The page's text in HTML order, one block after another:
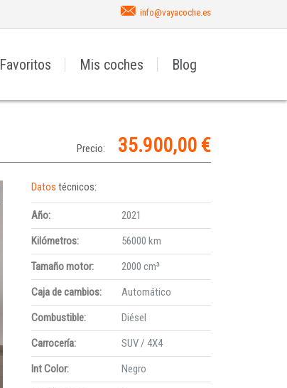
info@vayacoche.es
Favoritos Mis coches Blog
Precio: 35.900,00 €
Datostécnicos:
Año:
2021
Kilómetros:
56000 km
Tamaño motor:
2000 cm³
Caja de cambios:
Automático
Combustible:
Diésel
Carrocería:
SUV / 4X4
Int Color:
Negro